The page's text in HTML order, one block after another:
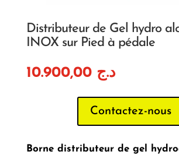
Distributeur de Gel hydro
INOX sur Pied à pédale
د.ج 10.900,00
Contactez-nous
Borne distributeur de gel